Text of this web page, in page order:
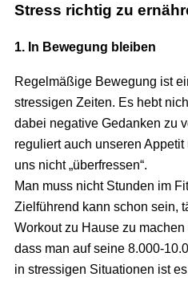
Stress richtig zu
1. In Bewegung bleiben
Regelmäßige Bewegung ist
stressigen Zeiten. Es hebt
dabei negative Gedanken zu
reguliert auch unseren
uns nicht „überfressen“.
Man muss nicht Stunden im
Zielführend kann schon sein,
Workout zu Hause zu
dass man auf seine 8.000-
in stressigen Situationen ist